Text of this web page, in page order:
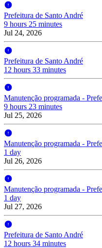
Prefeitura de Santo André
9 hours 25 minutes
Jul 24, 2026
Prefeitura de Santo André
12 hours 33 minutes
Manutenção programada -
9 hours 23 minutes
Jul 25, 2026
Manutenção programada -
1 day
Jul 26, 2026
Manutenção programada -
1 day
Jul 27, 2026
Prefeitura de Santo André
12 hours 34 minutes